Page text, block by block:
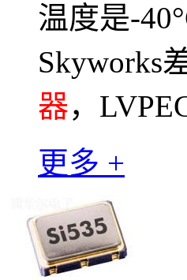
温度是-
Skyworks
器，
更多 +